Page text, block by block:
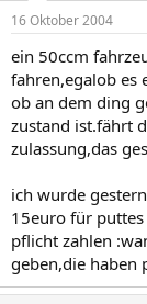
16 Oktober 2004
ein 50ccm
fahren,egalob es
ob an dem ding
zustand ist.fährt
zulassung,das
ich wurde
15euro für
pflicht zahlen
geben,die haben